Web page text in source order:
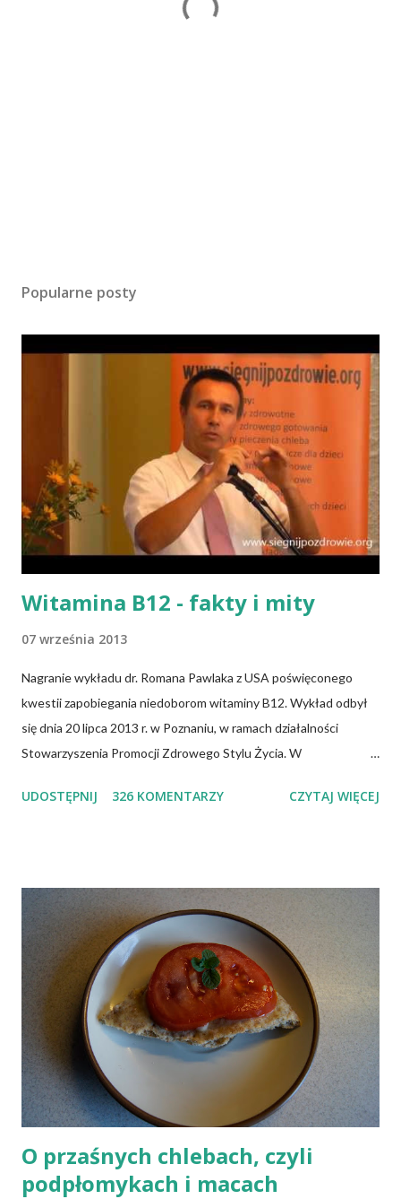
Popularne posty
Witamina B12 - fakty i mity
07 września 2013
Nagranie wykładu dr. Romana Pawlaka z USA poświęconego
kwestii zapobiegania niedoborom witaminy B12. Wykład odbył
się dnia 20 lipca 2013 r. w Poznaniu, w ramach działalności
Stowarzyszenia Promocji Zdrowego Stylu Życia. W
posiadamy odnośnie witaminy B12 w świetle aktualnych
weganie (ludzie, którzy nie spożywają mięsa i produktów
pochodzenia zwierzęcego), laktoowowegetarianie (osoby, które
nie spożywają produktów mięsnych, ale włączają do diety
produkty pochodzenia zwierzęcego, takie jak mleko, przetwory
mleczne i jajka), osoby po 50 roku życia, niezależnie od ich diety,
osoby, które poddały się operacji żołądka lub którym wycięto
dolną część jelita cienkiego, a także osoby chorujące na AIDS.
Inni, w tym np. osoby chorujące na cukrzycę, a także każ...
UDOSTĘPNIJ 326 KOMENTARZY CZYTAJ WIĘCEJ
O przaśnych chlebach, czyli
podpłomykach i macach